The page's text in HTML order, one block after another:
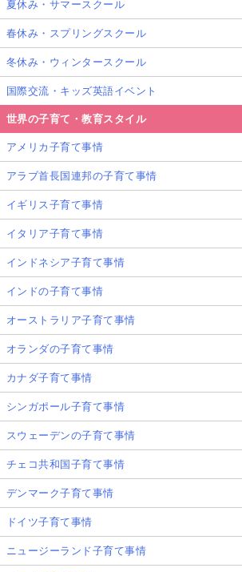
Glolea! サンノゼ学齢期・
サダー
サンノゼ
アメリカジョージア州で高校時代を過ごし、
さ、通じあう喜び、文化や感覚的な違いを肌
教育や文化、友人関係まで、私がかつてこん
ったこと、今はこんな風に教えているんだと
米国サンノゼでの二人の子育てを通じて実直
たいと思います。
記事一覧 詳細プロフ
夏休み・サマースクール
春休み・スプリングスクール
冬休み・ウィンタースクール
国際交流・キッズ英語イベント
世界の子育て・教育スタイル
アメリカ子育て事情
アラブ首長国連邦の子育て事情
イギリス子育て事情
イタリア子育て事情
インドネシア子育て事情
インドの子育て事情
オーストラリア子育て事情
オランダの子育て事情
カナダ子育て事情
シンガポール子育て事情
スウェーデンの子育て事情
チェコ共和国子育て事情
デンマーク子育て事情
ドイツ子育て事情
ニュージーランド子育て事情